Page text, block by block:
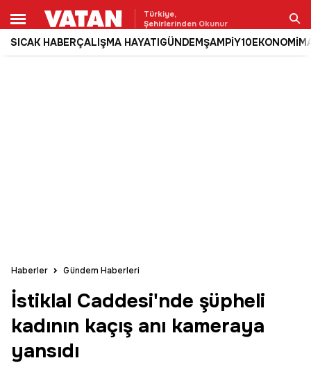
Türkiye,
Şehirlerinden Okunur
SICAK HABERÇALIŞMA HAYATIGÜNDEMŞAMPİY10EKONOMİ
Ara
Haberler Gündem Haberleri
İstiklal Caddesi'nde şüpheli
kadının kaçış anı kameraya
yansıdı